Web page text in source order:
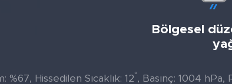
Bölgesel
%67, Hissedilen Sıcaklık: 12°, Basınç: 1004 hPa,